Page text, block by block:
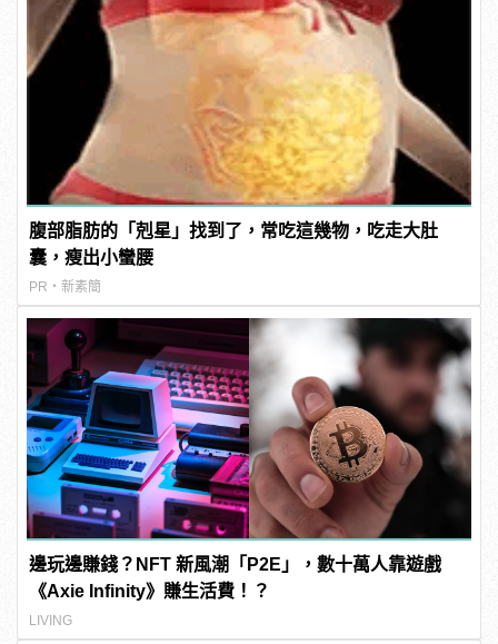
腹部脂肪的「剋星」找到了，常吃這幾物，吃走大肚
囊，瘦出小蠻腰
PR・新素簡
邊玩邊賺錢？NFT 新風潮「P2E」，數十萬人靠遊戲
《Axie Infinity》賺生活費！？
LIVING